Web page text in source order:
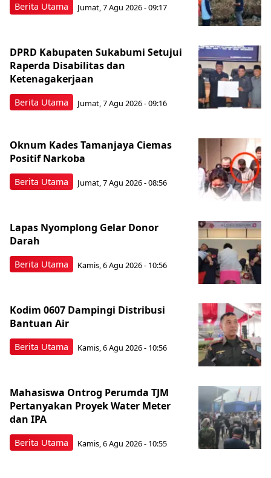
Berita Utama Jumat, 7 Agu 2026 - 09:17
Berita Utama
DPRD Kabupaten Sukabumi Setujui
Raperda Disabilitas dan
Ketenagakerjaan
Jumat, 7 Agu 2026 - 09:16
Berita Utama
Oknum Kades Tamanjaya Ciemas
Positif Narkoba
Jumat, 7 Agu 2026 - 08:56
Berita Utama
Lapas Nyomplong Gelar Donor
Darah
Kamis, 6 Agu 2026 - 10:56
Berita Utama
Kodim 0607 Dampingi Distribusi
Bantuan Air
Kamis, 6 Agu 2026 - 10:56
Berita Utama
Mahasiswa Ontrog Perumda TJM
Pertanyakan Proyek Water Meter
dan IPA
Kamis, 6 Agu 2026 - 10:55